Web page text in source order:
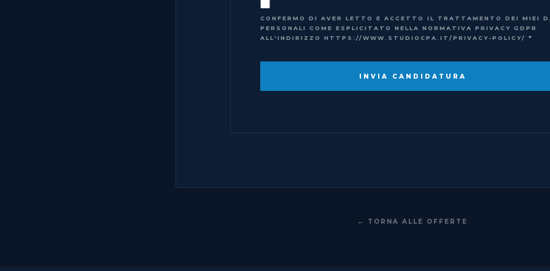
CONFERMO DI AVER LETTO E ACCETTO IL TRATTAMENTO DEI MIEI
PERSONALI COME ESPLICITATO NELLA NORMATIVA PRIVACY GDPR
ALL'INDIRIZZO HTTPS://WWW.STUDIOCPA.IT/PRIVACY-POLICY/ *
← TORNA ALLE OFFERTE